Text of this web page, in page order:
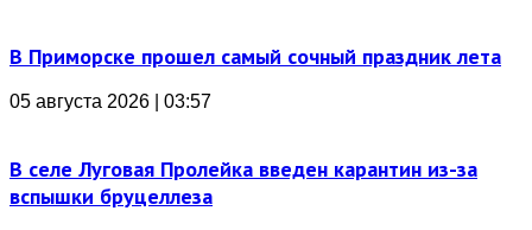
В Приморске прошел самый сочный праздник лета
05 августа 2026 | 03:57
В селе Луговая Пролейка введен карантин из-за
вспышки бруцеллеза